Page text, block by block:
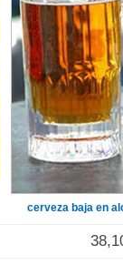
cerveza baja en